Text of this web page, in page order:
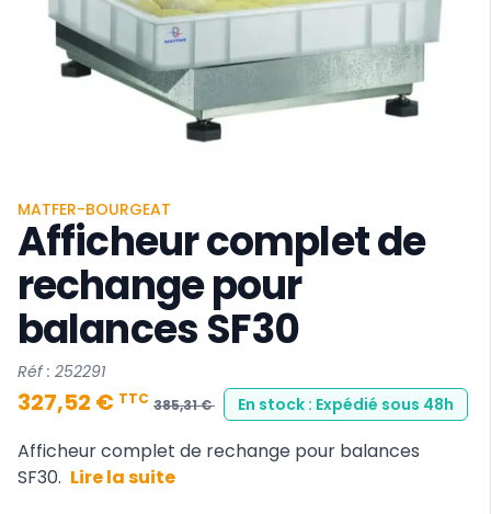
MATFER-BOURGEAT
Afficheur complet de
rechange pour
balances SF30
Réf : 252291
327,52 € TTC 385,31 € En stock : Expédié sous 48h
Afficheur complet de rechange pour balances
SF30. Lire la suite